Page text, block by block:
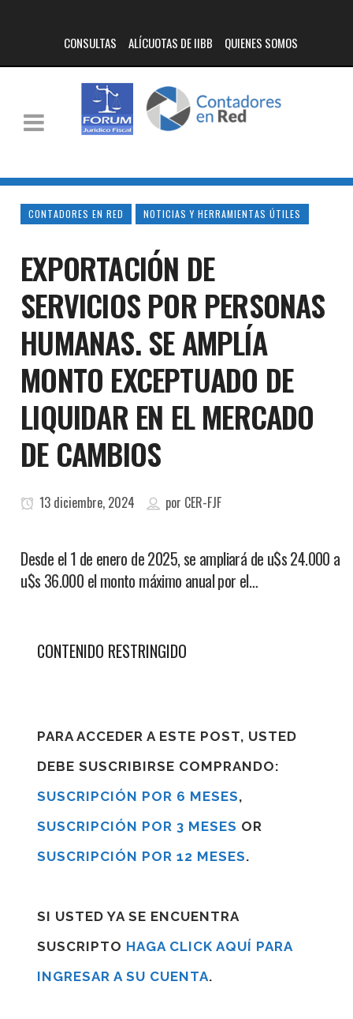
CONSULTAS ALÍCUOTAS DE IIBB QUIENES SOMOS
CONTADORES EN RED NOTICIAS Y HERRAMIENTAS ÚTILES
EXPORTACIÓN DE
SERVICIOS POR PERSONAS
HUMANAS. SE AMPLÍA
MONTO EXCEPTUADO DE
LIQUIDAR EN EL MERCADO
DE CAMBIOS
13 diciembre, 2024 por CER-FJF
Desde el 1 de enero de 2025, se ampliará de u$s 24.000 a
u$s 36.000 el monto máximo anual por el…
CONTENIDO RESTRINGIDO
PARA ACCEDER A ESTE POST, USTED
DEBE SUSCRIBIRSE COMPRANDO:
SUSCRIPCIÓN POR 6 MESES,
SUSCRIPCIÓN POR 3 MESES OR
SUSCRIPCIÓN POR 12 MESES.
SI USTED YA SE ENCUENTRA
SUSCRIPTO HAGA CLICK AQUÍ PARA
INGRESAR A SU CUENTA.